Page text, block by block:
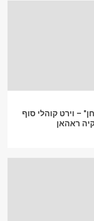
– וירט קוהלי סוף
ראהאן